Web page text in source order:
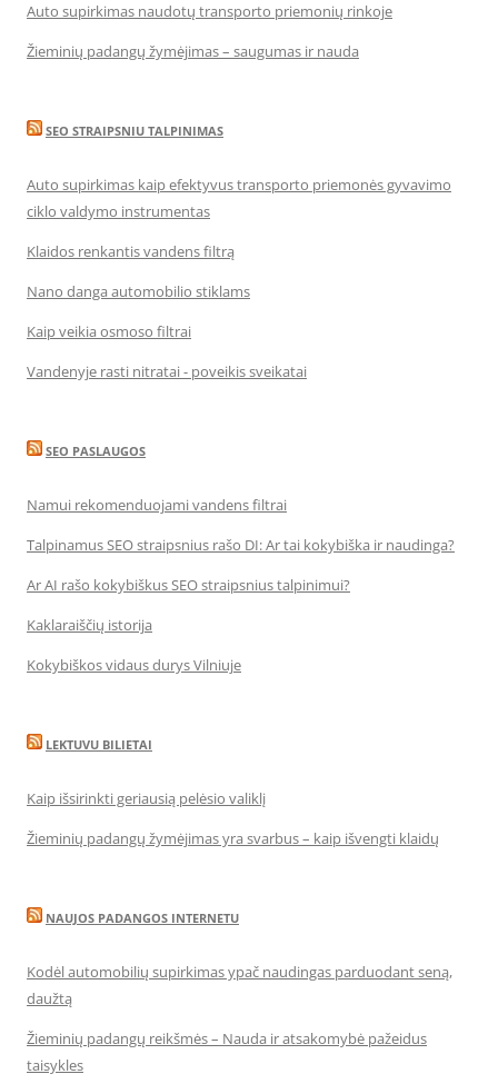
Auto supirkimas naudotų transporto priemonių rinkoje
Žieminių padangų žymėjimas – saugumas ir nauda
SEO STRAIPSNIU TALPINIMAS
Auto supirkimas kaip efektyvus transporto priemonės gyvavimo
ciklo valdymo instrumentas
Klaidos renkantis vandens filtrą
Nano danga automobilio stiklams
Kaip veikia osmoso filtrai
Vandenyje rasti nitratai - poveikis sveikatai
SEO PASLAUGOS
Namui rekomenduojami vandens filtrai
Talpinamus SEO straipsnius rašo DI: Ar tai kokybiška ir naudinga?
Ar AI rašo kokybiškus SEO straipsnius talpinimui?
Kaklaraiščių istorija
Kokybiškos vidaus durys Vilniuje
LEKTUVU BILIETAI
Kaip išsirinkti geriausią pelėsio valiklį
Žieminių padangų žymėjimas yra svarbus – kaip išvengti klaidų
NAUJOS PADANGOS INTERNETU
Kodėl automobilių supirkimas ypač naudingas parduodant seną,
daužtą
Žieminių padangų reikšmės – Nauda ir atsakomybė pažeidus
taisykles